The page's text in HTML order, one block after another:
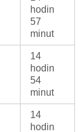
hodin
57
minut
14
hodin
54
minut
14
hodin